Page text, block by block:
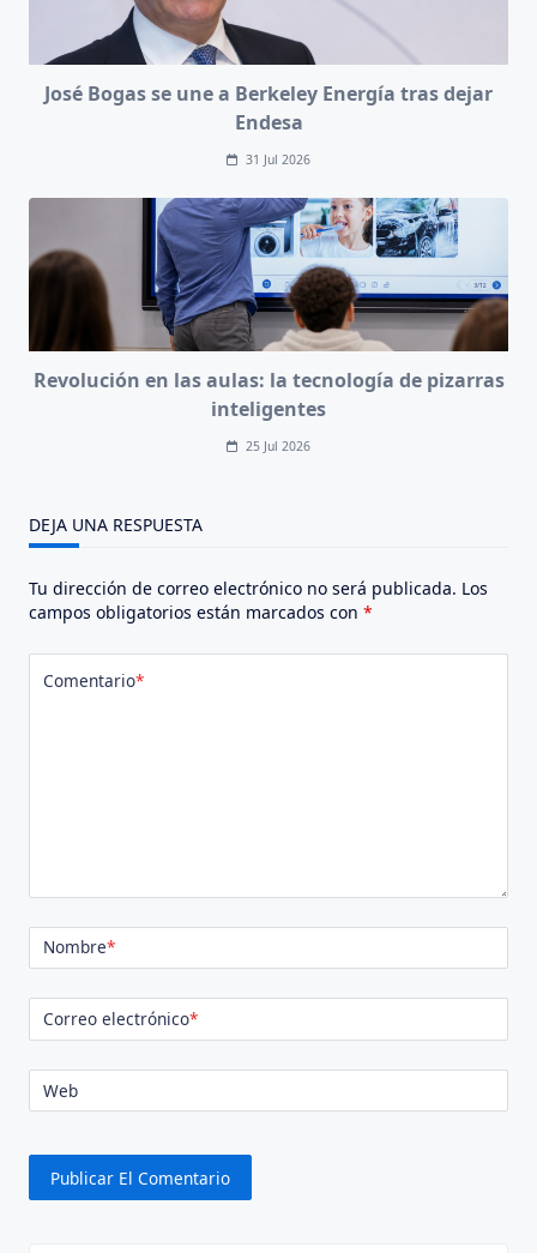
José Bogas se une a Berkeley Energía tras dejar
Endesa
31 Jul 2026
Revolución en las aulas: la tecnología de pizarras
inteligentes
25 Jul 2026
DEJA UNA RESPUESTA
Tu dirección de correo electrónico no será publicada. Los
campos obligatorios están marcados con *
Comentario*
Nombre*
Correo electrónico*
Web